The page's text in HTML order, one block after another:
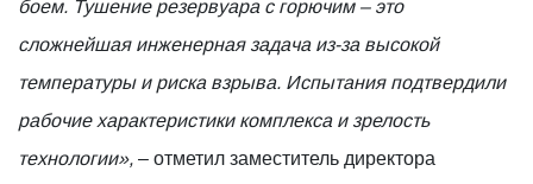
боем. Тушение резервуара с горючим – это
сложнейшая инженерная задача из-за высокой
температуры и риска взрыва. Испытания подтвердили
рабочие характеристики комплекса и зрелость
технологии», – отметил заместитель директора